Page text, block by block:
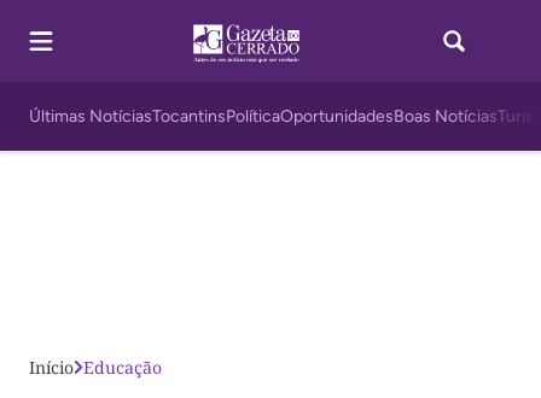
Últimas NotíciasTocantinsPolíticaOportunidadesBoas Notícias
Início Educação